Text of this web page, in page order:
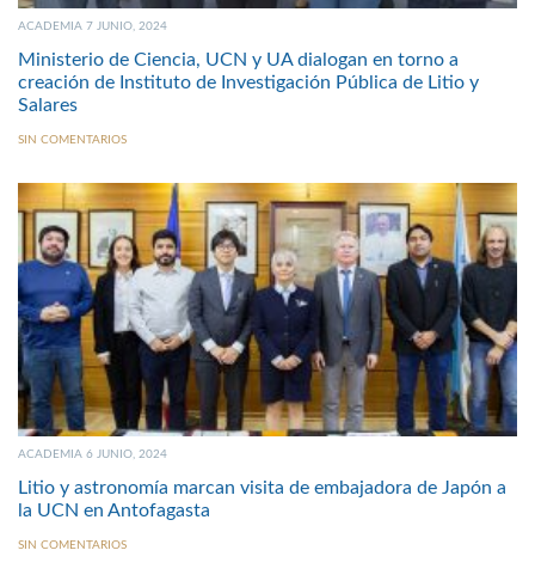
ACADEMIA 7 JUNIO, 2024
Ministerio de Ciencia, UCN y UA dialogan en torno a
creación de Instituto de Investigación Pública de Litio y
Salares
SIN COMENTARIOS
ACADEMIA 6 JUNIO, 2024
Litio y astronomía marcan visita de embajadora de Japón a
la UCN en Antofagasta
SIN COMENTARIOS